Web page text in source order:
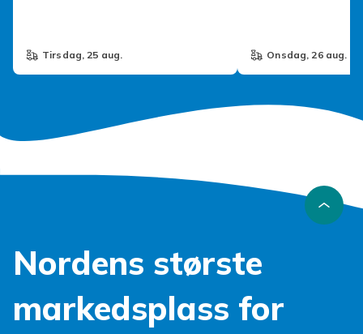
tirsdag, 25 aug. onsdag, 26 aug.
Nordens største
markedsplass for